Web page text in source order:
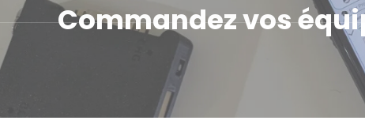
Commandez vos